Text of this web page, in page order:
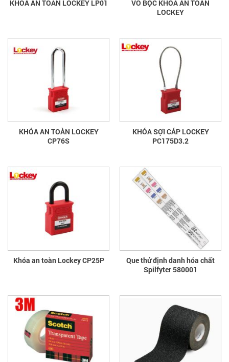
KHÓA AN TOÀN LOCKEY LP01
VỎ BỌC KHÓA AN TOÀN
LOCKEY
KHÓA AN TOÀN LOCKEY
CP76S
KHÓA SỢI CÁP LOCKEY
PC175D3.2
Khóa an toàn Lockey CP25P
Que thử định danh hóa chất
Spilfyter 580001